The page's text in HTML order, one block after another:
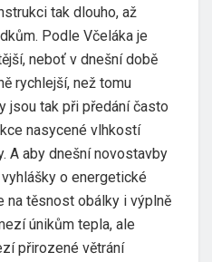
tak dlouho, až
Podle Včeláka je
neboť v dnešní době
rychlejší, než tomu
jsou tak při předání často
nasycené vlhkostí
A aby dnešní novostavby
o energetické
na těsnost obálky i výplně
únikům tepla, ale
přirozené větrání